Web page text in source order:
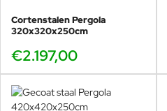
Cortenstalen Pergola
320x320x250cm
€2.197,00